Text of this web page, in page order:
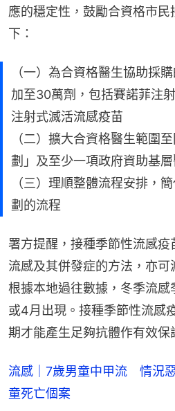
應的穩定性，鼓勵合資格市
下：
（一）為合資格醫生協助採
加至30萬劑，包括賽諾菲注
注射式滅活流感疫苗
（二）擴大合資格醫生範圍
劃」及至少一項政府資助基
（三）理順整體流程安排，
劃的流程
署方提醒，接種季節性流感
流感及其併發症的方法，亦可
根據本地過往數據，冬季流
或4月出現。接種季節性流感
期才能產生足夠抗體作有效保
流感｜7歲男童中甲流 情況
童死亡個案